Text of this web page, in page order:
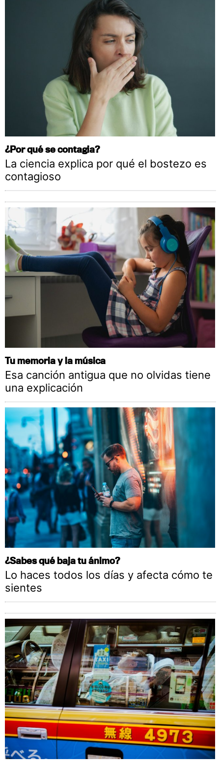
¿Por qué se contagia?
La ciencia explica por qué el bostezo es
contagioso
Tu memoria y la música
Esa canción antigua que no olvidas tiene
una explicación
¿Sabes qué baja tu ánimo?
Lo haces todos los días y afecta cómo te
sientes